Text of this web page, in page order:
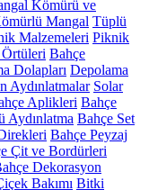
Kömürü ve
Mangal Tüplü
Malzemeleri Piknik
Bahçe
Dolapları Depolama
Aydınlatmalar Solar
Aplikleri Bahçe
Aydınlatma Bahçe Set
Bahçe Peyzaj
Çit ve Bordürleri
Dekorasyon
Bakımı Bitki